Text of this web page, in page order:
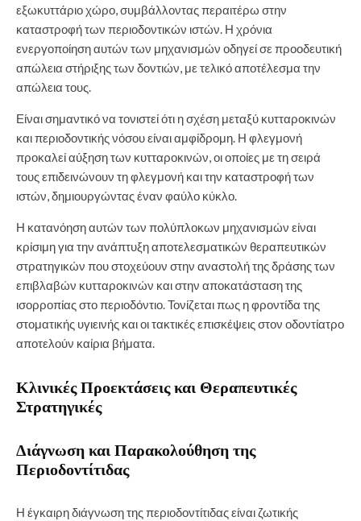
εξωκυττάριο χώρο, συμβάλλοντας περαιτέρω στην
καταστροφή των περιοδοντικών ιστών. Η χρόνια
ενεργοποίηση αυτών των μηχανισμών οδηγεί σε προοδευτική
απώλεια στήριξης των δοντιών, με τελικό αποτέλεσμα την
απώλεια τους.
Είναι σημαντικό να τονιστεί ότι η σχέση μεταξύ κυτταροκινών
και περιοδοντικής νόσου είναι αμφίδρομη. Η φλεγμονή
προκαλεί αύξηση των κυτταροκινών, οι οποίες με τη σειρά
τους επιδεινώνουν τη φλεγμονή και την καταστροφή των
ιστών, δημιουργώντας έναν φαύλο κύκλο.
Η κατανόηση αυτών των πολύπλοκων μηχανισμών είναι
κρίσιμη για την ανάπτυξη αποτελεσματικών θεραπευτικών
στρατηγικών που στοχεύουν στην αναστολή της δράσης των
επιβλαβών κυτταροκινών και στην αποκατάσταση της
ισορροπίας στο περιοδόντιο. Τονίζεται πως η φροντίδα της
στοματικής υγιεινής και οι τακτικές επισκέψεις στον οδοντίατρο
αποτελούν καίρια βήματα.
Κλινικές Προεκτάσεις και Θεραπευτικές
Στρατηγικές
Διάγνωση και Παρακολούθηση της
Περιοδοντίτιδας
Η έγκαιρη διάγνωση της περιοδοντίτιδας είναι ζωτικής